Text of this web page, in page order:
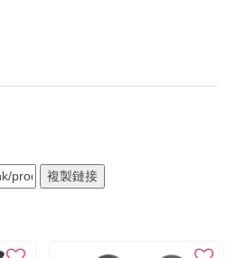
複製鏈接